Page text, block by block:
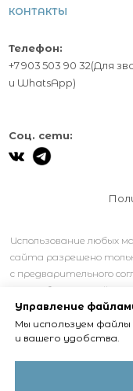
Использование любых
сайта разрешено
с предварительного
правообладателей.
КОНТАКТЫ
Телефон:
+7 903 503 90 32(Для
и WhatsApp)
Соц. сети:
Управление
Мы используем
и вашего удобства.